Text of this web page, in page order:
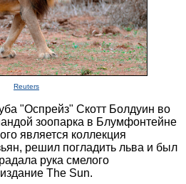
Reuters
"Оспрейз" Скотт Болдуин во
зоопарка в Блумфонтейне
является коллекция
решил погладить льва и был
рука смелого
The Sun.